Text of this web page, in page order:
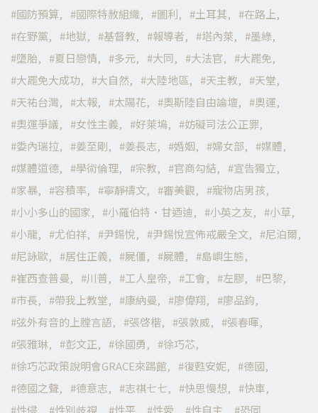
國防預算
國際特赦組織 圖利 土耳其
在路上
在野黨
地獄 基督教 報導者 塔內萊
墨綠
墮胎
夏日戀情 多元 大同 大法官
大罷免
大罷免大成功
大自然 大陸地區 天主教
天堂
天祐台灣
太報 太陽花 奧斯陸自由論壇
奧運
奧運爭議
女性主義 好萊塢
妨礙司法公正罪
委內瑞拉
姜至剛 姜長志 婚姻 婦女部
媒體
媒體道德
學術倫理 宗教 官商勾結
宣告獨立
家暴
容積率 寧靜禱文 審美觀
寵物店男孩
小小多山的國家
小羅伯特·甘迺迪 小英之友
小草
小龍
尤伯祥 尹錫悅 尹錫悅宣佈戒嚴全文
尼泊爾
尼詠歐
居住正義 屍僵 屍體
島嶼生態
崔西查普曼
川普 工人皇帝 工會 左膠
巴黎
市長
帶我上教堂 康納曼 廖偉翔
廖品鈞
弦外有音的上膛言語
張啓楷 張敦威
張春暉
張雅琳
彭文正 徐國勇
徐巧芯
徐巧芯政策說明會GRACE來踢館
復甦安妮
德國
德國之聲
德意志 志祺七七 快思慢想
快車
性侵
性別歧視 性平 性愛 性自主 恐同